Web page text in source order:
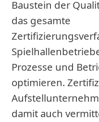
Baustein der
das gesamte
Prozesse und
optimieren.
damit auch